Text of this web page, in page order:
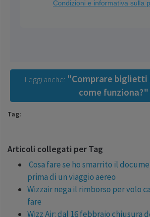
Leggi anche: "Comprare biglietti
come funziona?"
Tag:
Articoli collegati per Tag
Cosa fare se ho smarrito il
prima di un viaggio aereo
Wizzair nega il rimborso per volo
fare
Wizz Air: dal 16 febbraio chiusura